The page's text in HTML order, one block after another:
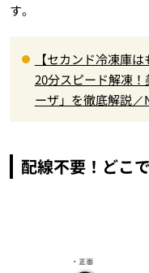
す。
【セカンド冷凍庫
20分スピード解凍
ーザ」を徹底解説
配線不要！どこ